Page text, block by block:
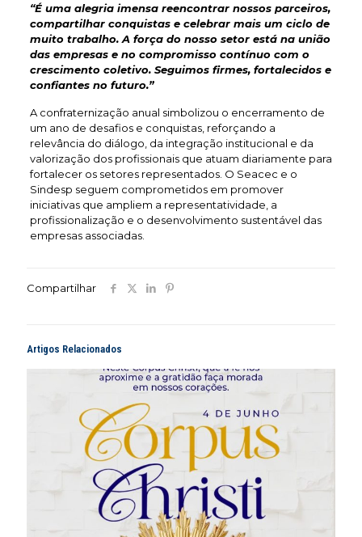
“É uma alegria imensa reencontrar nossos parceiros,
compartilhar conquistas e celebrar mais um ciclo de
muito trabalho. A força do nosso setor está na união
das empresas e no compromisso contínuo com o
crescimento coletivo. Seguimos firmes, fortalecidos e
confiantes no futuro.”
A confraternização anual simbolizou o encerramento de
um ano de desafios e conquistas, reforçando a
relevância do diálogo, da integração institucional e da
valorização dos profissionais que atuam diariamente para
fortalecer os setores representados. O Seacec e o
Sindesp seguem comprometidos em promover
iniciativas que ampliem a representatividade, a
profissionalização e o desenvolvimento sustentável das
empresas associadas.
Compartilhar
Artigos Relacionados